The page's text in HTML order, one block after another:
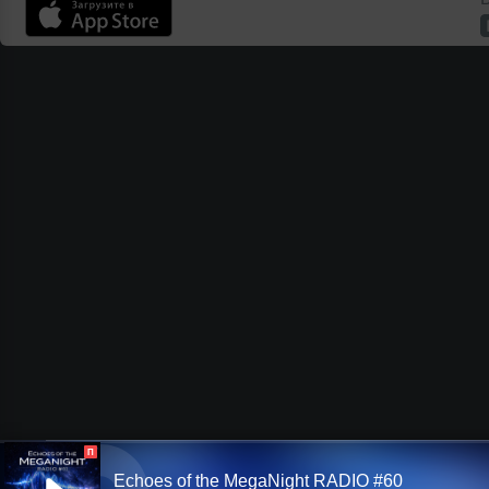
П
Echoes of the MegaNight RADIO #60